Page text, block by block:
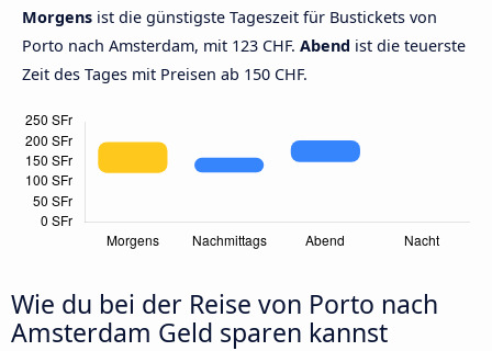
Morgens ist die günstigste Tageszeit für Bustickets von
Porto nach Amsterdam, mit 123 CHF. Abend ist die teuerste
Zeit des Tages mit Preisen ab 150 CHF.
Wie du bei der Reise von Porto nach
Amsterdam Geld sparen kannst